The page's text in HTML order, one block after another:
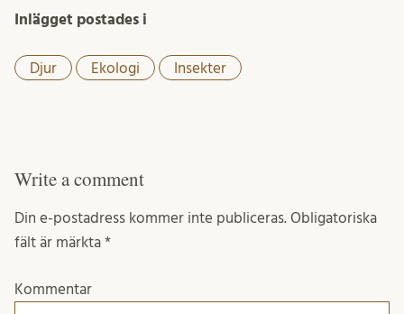
Inlägget postades i
Djur Ekologi Insekter
Write a comment
Din e-postadress kommer inte publiceras. Obligatoriska
fält är märkta *
Kommentar